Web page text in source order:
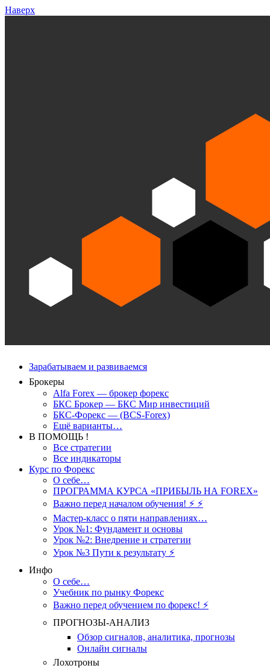
Наверх
Зарабатываем и развиваемся
Брокеры
Alfa Forex — брокер форекс
БКС Брокер — БКС Мир инвестиций
БКС-Форекс — (BCS-Forex)
Ещё варианты…
В ПОМОЩЬ !
Все стратегии
Все индикаторы
Курс по Форекс
О себе…
ПРОГРАММА КУРСА «ПРИБЫЛЬ НА FOREX»
Важно перед началом обучения! ⚡ ⚡
Мастер-класс о пяти направлениях…
Урок №1: Фундамент и основы
Урок №2: Внедрение и стратегии
Урок №3 Пути к результату ⚡️
Инфо
О себе…
Учебник по рынку Форекс
Важно перед обучением по форекс! ⚡
ПРОГНОЗЫ-АНАЛИЗ
Обзор сигналов, аналитика, прогнозы
Онлайн сигналы
Лохотроны